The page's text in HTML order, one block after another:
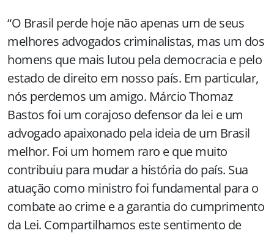
“O Brasil perde hoje não apenas um de seus
melhores advogados criminalistas, mas um dos
homens que mais lutou pela democracia e pelo
estado de direito em nosso país. Em particular,
nós perdemos um amigo. Márcio Thomaz
Bastos foi um corajoso defensor da lei e um
advogado apaixonado pela ideia de um Brasil
melhor. Foi um homem raro e que muito
contribuiu para mudar a história do país. Sua
atuação como ministro foi fundamental para o
combate ao crime e a garantia do cumprimento
da Lei. Compartilhamos este sentimento de